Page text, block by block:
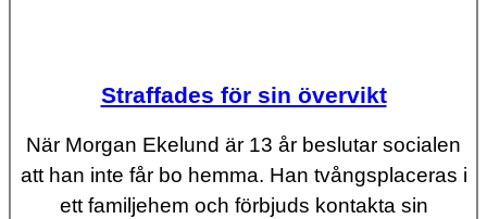
Straffades för sin övervikt
När Morgan Ekelund är 13 år beslutar socialen
att han inte får bo hemma. Han tvångsplaceras i
ett familjehem och förbjuds kontakta sin